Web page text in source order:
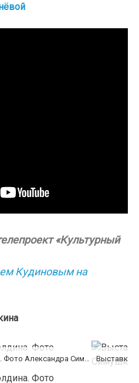
«Культурный
Кудиновым на
Выставка